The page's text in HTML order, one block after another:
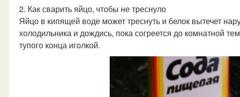
2. Как сварить яйцо, чтобы не треснуло
Яйцо в кипящей воде может треснуть и белок вытечет
холодильника и дождись, пока согреется до комнатной
тупого конца иголкой.